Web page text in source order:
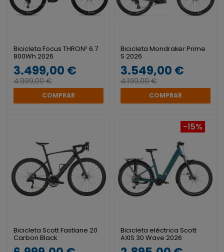
Bicicleta Focus THRON² 6.7
800Wh 2026
3.499,00 €
4.999,00 €
COMPRAR
Bicicleta Mondraker Prime
S 2026
3.549,00 €
4.199,00 €
COMPRAR
Bicicleta Scott Fastlane 20
Carbon Black
-15%
Bicicleta eléctrica Scott
AXIS 30 Wave 2026